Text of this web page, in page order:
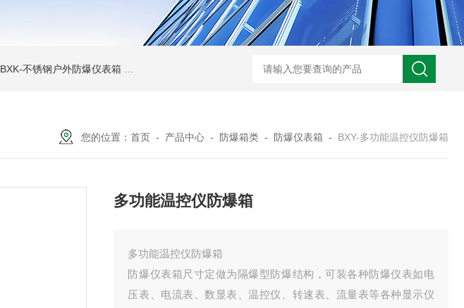
BXK-不锈钢户外防爆仪表箱 防爆磁力启动器批发价 BXK-户外防爆仪表箱
您的位置： 首页 - 产品中心 - 防爆箱类 - 防爆仪表箱 - BXY-多功能温控仪防爆箱
多功能温控仪防爆箱
多功能温控仪防爆箱
防爆仪表箱尺寸定做为隔爆型防爆结构，可装各种防爆仪表如电
压表、电流表、数显表、温控仪、转速表、流量表等各种显示仪